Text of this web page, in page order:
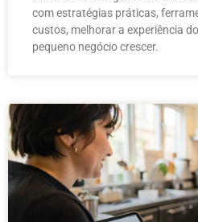
com estratégias práticas,
custos, melhorar a experiência
pequeno negócio crescer.